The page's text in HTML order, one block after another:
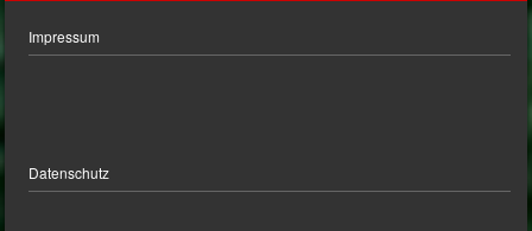
Impressum
Datenschutz